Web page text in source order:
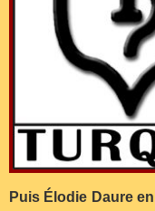
Puis Élodie Daure